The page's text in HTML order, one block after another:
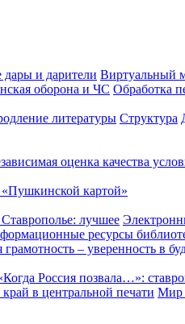
и дарители Виртуальный
оборона и ЧС Обработка
литературы Структура
оценка качества
картой»
лучшее
ресурсы
– уверенность в
Россия позвала…»:
в центральной печати Мир